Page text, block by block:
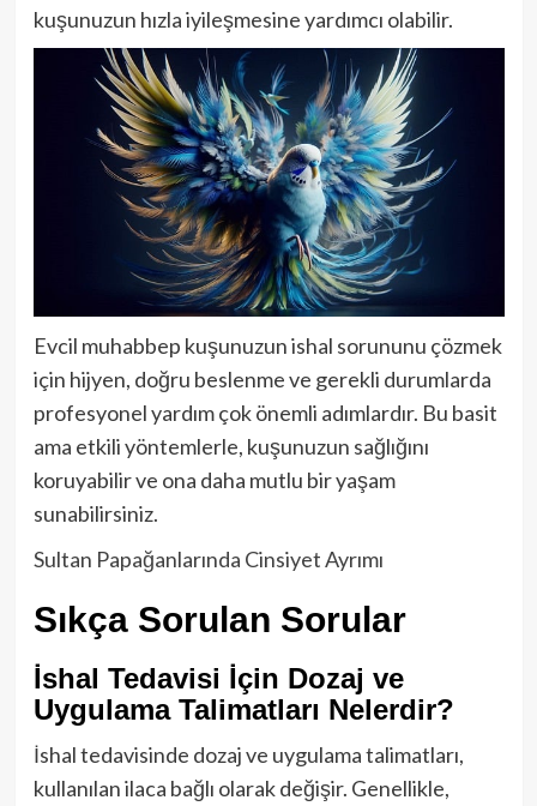
kuşunuzun hızla iyileşmesine yardımcı olabilir.
Evcil muhabbep kuşunuzun ishal sorununu çözmek
için hijyen, doğru beslenme ve gerekli durumlarda
profesyonel yardım çok önemli adımlardır. Bu basit
ama etkili yöntemlerle, kuşunuzun sağlığını
koruyabilir ve ona daha mutlu bir yaşam
sunabilirsiniz.
Sultan Papağanlarında Cinsiyet Ayrımı
Sıkça Sorulan Sorular
İshal Tedavisi İçin Dozaj ve
Uygulama Talimatları Nelerdir?
İshal tedavisinde dozaj ve uygulama talimatları,
kullanılan ilaca bağlı olarak değişir. Genellikle,